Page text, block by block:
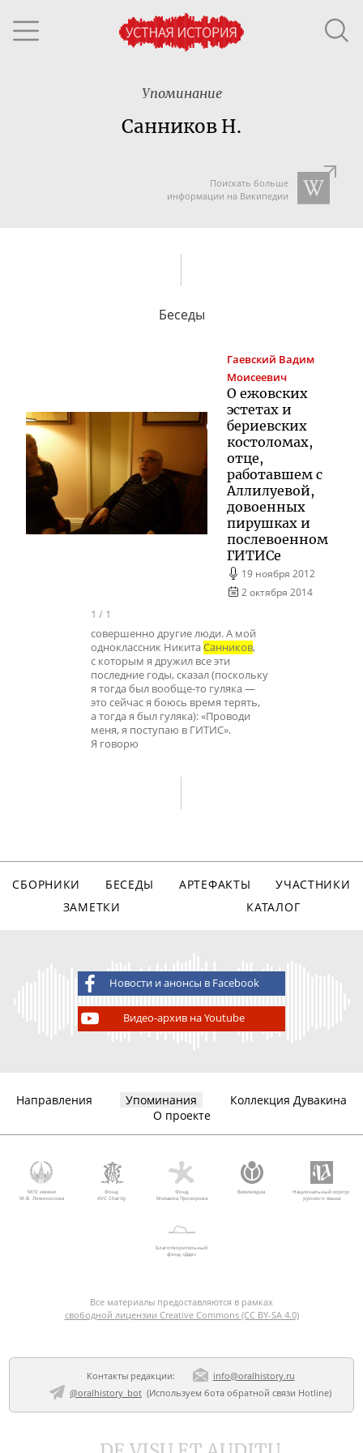
Упоминание
Санников Н.
Поискать больше
информации на Википедии
Беседы
Гаевский Вадим
Моисеевич
О ежовских
эстетах и
бериевских
костоломах,
отце,
работавшем с
Аллилуевой,
довоенных
пирушках и
послевоенном
ГИТИСе
19 ноября 2012
2 октября 2014
1 / 1
совершенно другие люди. А мой
одноклассник НикитаСанников,
с которым я дружил все эти
последние годы, сказал (поскольку
я тогда был вообще-то гуляка —
это сейчас я боюсь время терять,
а тогда я был гуляка): «Проводи
меня, я поступаю в ГИТИС».
Я говорю
СБОРНИКИ БЕСЕДЫ АРТЕФАКТЫ
УЧАСТНИКИ
ЗАМЕТКИ
КАТАЛОГ
Новости и анонсы в Facebook
Видео-архив на Youtube
Направления Упоминания
Коллекция Дувакина
О проекте
МГУ имени
М.В. Ломоносова
Фонд
AVC Charity
Фонд
Михаила Прохорова
Викимедиа
Национальный корпус
русского языка
Благотворительный
фонд «Дар»
Все материалы предоставляются в рамках
свободной лицензии Creative Commons (CC BY-SA 4.0)
Контакты редакции:
info@oralhistory.ru
@oralhistory_bot(Используем бота обратной связи Hotline)